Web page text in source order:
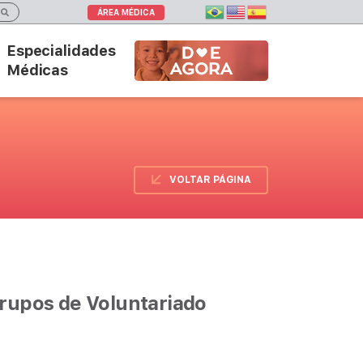
ÁREA MÉDICA
Especialidades
Médicas
DOE AGORA
VOLTAR PÁGINA
de Voluntariado